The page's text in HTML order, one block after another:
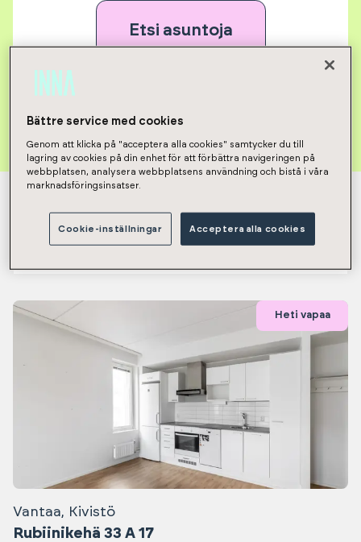
Etsi asuntoja
Näytetään tulokset 1-12 / 271
Heti vapaat asunnot
Heti vapaa
Vantaa, Kivistö
Rubiinikehä 33 A 17
Bättre service med cookies
Genom att klicka på "acceptera alla cookies" samtycker du till
lagring av cookies på din enhet för att förbättra navigeringen på
webbplatsen, analysera webbplatsens användning och bistå i våra
marknadsföringsinsatser.
Cookie-inställningar Acceptera alla cookies